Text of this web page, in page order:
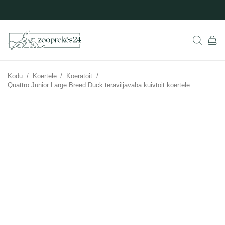
Kodu / Koertele / Koeratoit /
Quattro Junior Large Breed Duck teraviljavaba kuivtoit koertele